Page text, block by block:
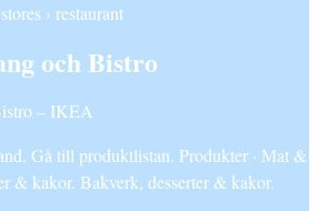
› restaurant
och Bistro
– IKEA
Gå till produktlistan. Produkter · Mat &
& kakor. Bakverk, desserter & kakor.